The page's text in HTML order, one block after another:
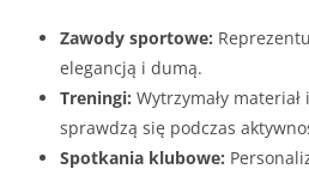
Zawody sportowe:
elegancją i dumą.
Treningi: Wytrzymały
sprawdzą się podczas
Spotkania klubowe: